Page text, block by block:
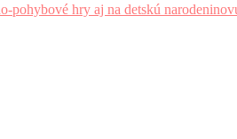
pohybové hry aj na detskú